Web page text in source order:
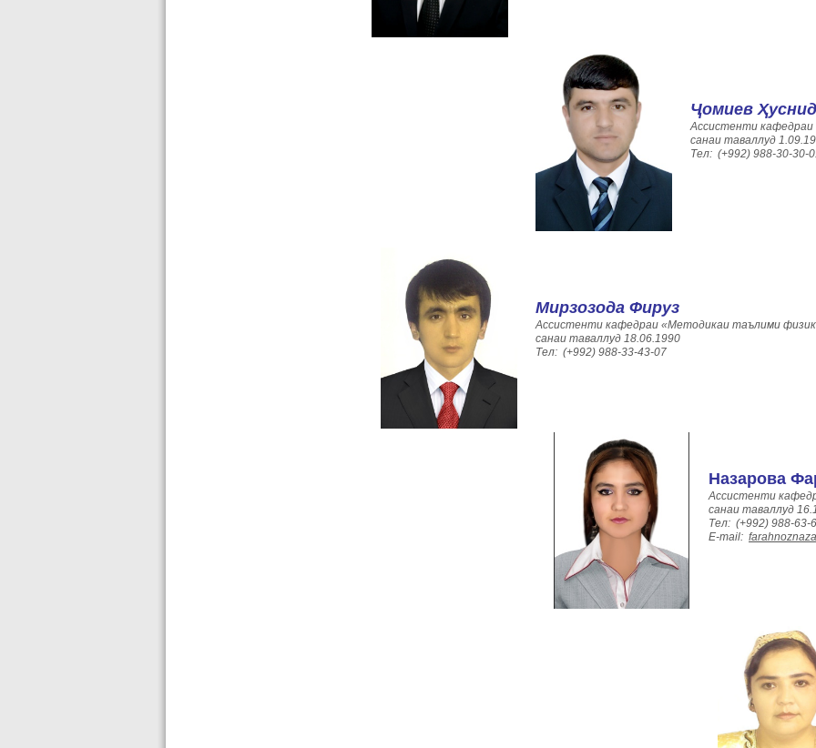
Ҷомиев
Ассистенти
санаи таваллуд
Тел: (+992) 988-30-30-
Мирзозода Фируз
Ассистенти кафедраи «Методикаи таълими
санаи таваллуд 18.06.1990
Тел: (+992) 988-33-43-07
Назарова
Ассистенти
санаи таваллуд
Тел: (+992) 988-63-
E-mail: